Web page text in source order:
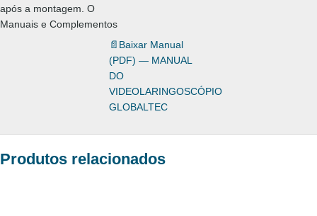
após a montagem. O
Manuais e Complementos
📄 Baixar Manual
(PDF) — MANUAL
DO
VIDEOLARINGOSCÓPIO
GLOBALTEC
Produtos relacionados